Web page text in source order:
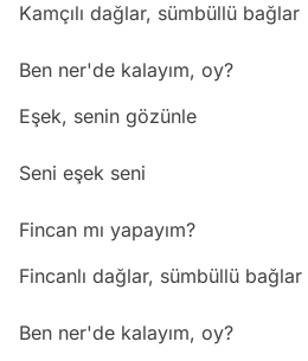
Kamçılı dağlar, sümbüllü bağlar
Ben ner'de kalayım, oy?
Eşek, senin gözünle
Seni eşek seni
Fincan mı yapayım?
Fincanlı dağlar, sümbüllü bağlar
Ben ner'de kalayım, oy?